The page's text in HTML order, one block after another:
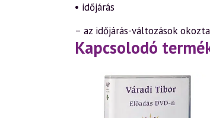
• időjárás
– az időjárás-változások
Kapcsolodó